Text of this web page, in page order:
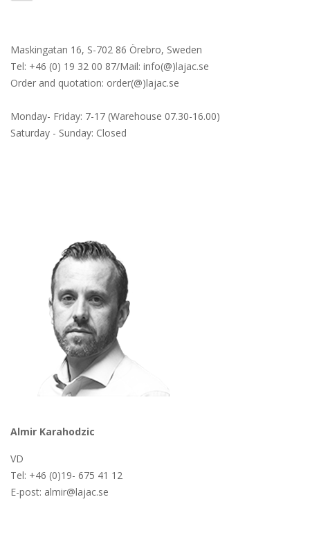
Maskingatan 16, S-702 86 Örebro, Sweden
Tel: +46 (0) 19 32 00 87/Mail: info(@)lajac.se
Order and quotation: order(@)lajac.se
Monday- Friday: 7-17 (Warehouse 07.30-16.00)
Saturday - Sunday: Closed
Almir Karahodzic
VD
Tel: +46 (0)19- 675 41 12
E-post: almir@lajac.se